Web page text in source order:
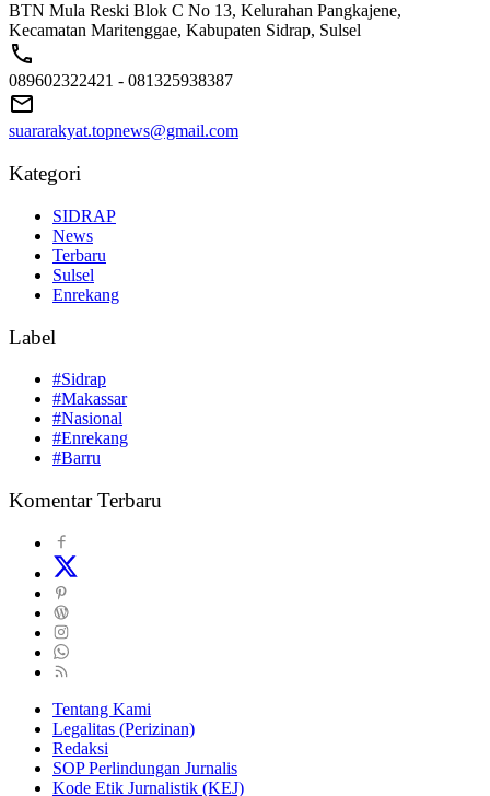
BTN Mula Reski Blok C No 13, Kelurahan Pangkajene,
Kecamatan Maritenggae, Kabupaten Sidrap, Sulsel
089602322421 - 081325938387
suararakyat.topnews@gmail.com
Kategori
SIDRAP
News
Terbaru
Sulsel
Enrekang
Label
#Sidrap
#Makassar
#Nasional
#Enrekang
#Barru
Komentar Terbaru
Tentang Kami
Legalitas (Perizinan)
Redaksi
SOP Perlindungan Jurnalis
Kode Etik Jurnalistik (KEJ)